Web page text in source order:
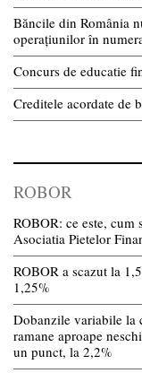
Băncile din România
operațiunilor în
Concurs de educatie
Creditele acordate de
ROBOR
ROBOR: ce este, cum
Asociatia Pietelor
ROBOR a scazut la
1,25%
Dobanzile variabile la
ramane aproape
un punct, la 2,2%